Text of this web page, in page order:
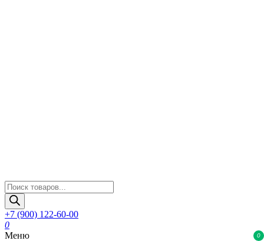
Поиск
товаров
+7 (900) 122-60-00
0
0
Меню